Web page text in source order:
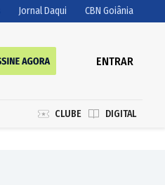
Jornal Daqui CBN Goiânia
ENTRAR
CLUBE DIGITAL